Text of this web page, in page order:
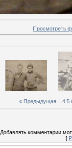
Просмотреть
« Предыдущая| 4 5
Добавлять комментарии
[